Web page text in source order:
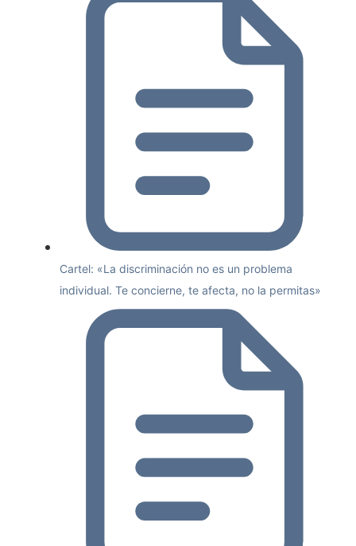
Cartel: «La discriminación no es un problema
individual. Te concierne, te afecta, no la permitas»